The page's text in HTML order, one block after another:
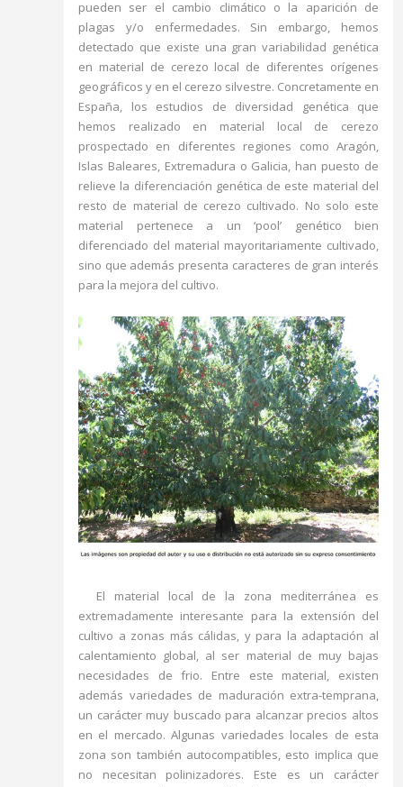
pueden ser el cambio climático o la aparición de
plagas y/o enfermedades. Sin embargo, hemos
detectado que existe una gran variabilidad genética
en material de cerezo local de diferentes orígenes
geográficos y en el cerezo silvestre. Concretamente en
España, los estudios de diversidad genética que
hemos realizado en material local de cerezo
prospectado en diferentes regiones como Aragón,
Islas Baleares, Extremadura o Galicia, han puesto de
relieve la diferenciación genética de este material del
resto de material de cerezo cultivado. No solo este
material pertenece a un ‘pool’ genético bien
diferenciado del material mayoritariamente cultivado,
sino que además presenta caracteres de gran interés
para la mejora del cultivo.
El material local de la zona mediterránea es
extremadamente interesante para la extensión del
cultivo a zonas más cálidas, y para la adaptación al
calentamiento global, al ser material de muy bajas
necesidades de frio. Entre este material, existen
además variedades de maduración extra-temprana,
un carácter muy buscado para alcanzar precios altos
en el mercado. Algunas variedades locales de esta
zona son también autocompatibles, esto implica que
no necesitan polinizadores. Este es un carácter